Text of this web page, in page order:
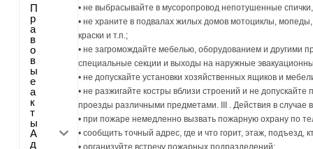
П
р
а
в
о
в
ы
е
а
к
т
ы
А
д
• не выбрасывайте в мусоропровод непотушенные спички,
• не храните в подвалах жилых домов мотоциклы,
краски и т.п.;
• не загромождайте мебелью, оборудованием и другими
специальные секции и выходы на наружные
• не допускайте установки хозяйственных ящиков и
• не разжигайте костры вблизи строений и не
проезды различными предметами. III . Действия в случае
• при пожаре немедленно вызвать пожарную охрану по
• сообщить точный адрес, где и что горит, этаж,